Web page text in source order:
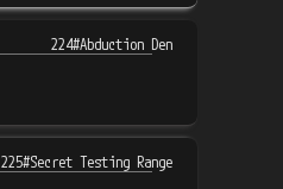
224#Abduction Den
225#Secret Testing Range